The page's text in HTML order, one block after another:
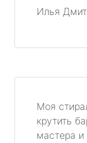
Илья
Моя
крутить
мастера